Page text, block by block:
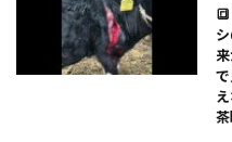
🔳
来
茶